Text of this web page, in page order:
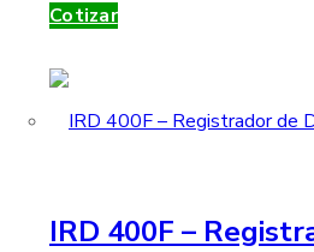
Cotizar
IRD 400F –